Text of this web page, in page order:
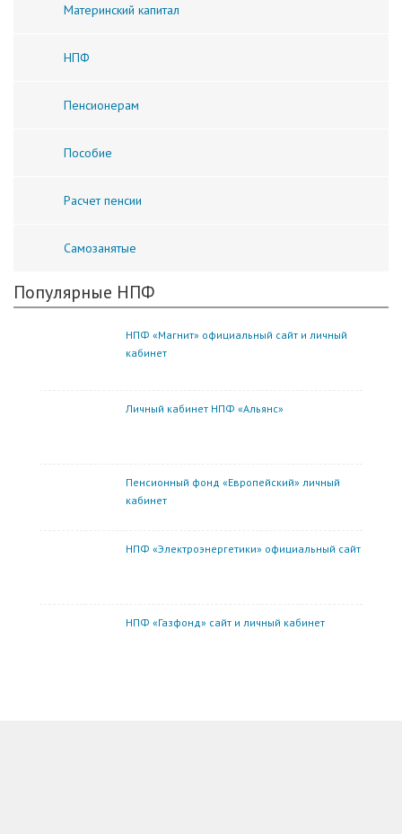
Материнский капитал
НПФ
Пенсионерам
Пособие
Расчет пенсии
Самозанятые
Популярные НПФ
НПФ «Магнит» официальный сайт и личный
кабинет
Личный кабинет НПФ «Альянс»
Пенсионный фонд «Европейский» личный
кабинет
НПФ «Электроэнергетики» официальный сайт
НПФ «Газфонд» сайт и личный кабинет